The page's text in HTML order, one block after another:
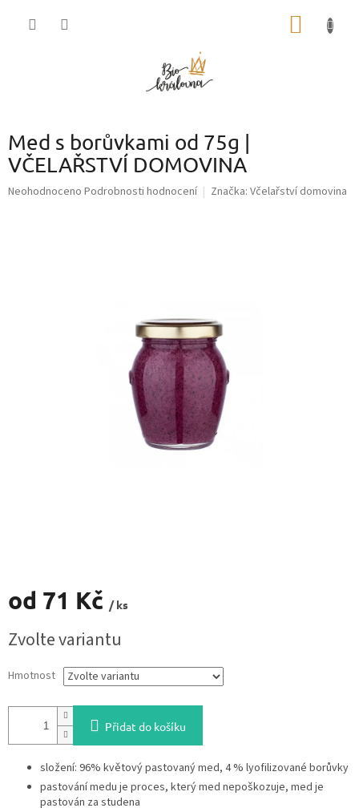
Med s borůvkami od 75g |
VČELAŘSTVÍ DOMOVINA
Průměrné
Neohodnoceno Podrobnosti hodnocení Značka: Včelařství domovina
od 71 Kč / ks
cena:
Zvolte variantu
Hmotnost
Přidat do košíku
složení: 96% květový pastovaný med, 4 % lyofilizované borůvky
pastování medu je proces, který med nepoškozuje, med je
pastován za studena